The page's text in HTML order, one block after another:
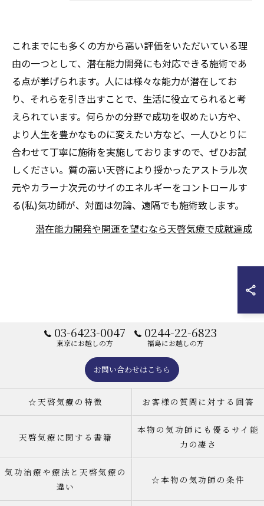
これまでにも多くの方から高い評価をいただいている理
由の一つとして、潜在能力開発にも対応できる施術であ
る点が挙げられます。人には様々な能力が潜在してお
り、それらを引き出すことで、生活に役立てられると考
えられています。何らかの分野で成功を収めたい方や、
より人生を豊かなものに変えたい方など、一人ひとりに
合わせて丁寧に施術を実施しておりますので、ぜひお試
しください。質の高い天啓により授かったアストラル次
元やカラーナ次元のサイのエネルギーをコントロールす
る(私)気功師が、対面は勿論、遠隔でも施術致します。
潜在能力開発や開運を望むなら天啓気療で成就達成
03-6423-0047
東京にお越しの方
0244-22-6823
福島にお越しの方
お問い合わせはこちら
☆天啓気療の特徴 お客様の質問に対する回答
天啓気療に関する書籍
本物の気功師にも優るサイ能
力の凄さ
気功治療や療法と天啓気療の
違い
☆本物の気功師の条件